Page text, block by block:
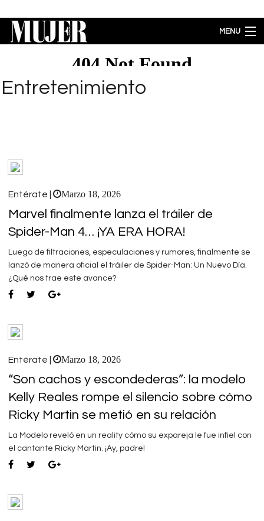
MENU
BIENESTAR
ENTRETENIMIENTO
EMPODERAMIENTO
Brecha salarial por género se ubica en 5.77% a favor de los hombres
Entretenimiento
Entérate | Marzo 18, 2026
Marvel finalmente lanza el tráiler de
Spider-Man 4… ¡YA ERA HORA!
Luego de filtraciones, especulaciones y rumores, finalmente se
lanzó de manera oficial el tráiler de Spider-Man: Un Nuevo Día.
¿Qué nos trae este avance?
Entérate | Marzo 18, 2026
“Son cachos y escondederas”: la modelo
Kelly Reales rompe el silencio sobre cómo
Ricky Martin se metió en su relación
La Modelo reveló en un reality cómo su expareja le fue infiel con
el cantante Ricky Martin. ¡Ay, padre!